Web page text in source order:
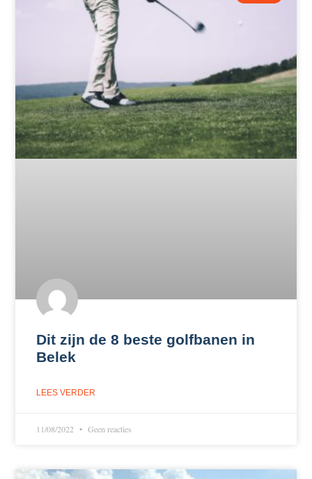
Dit zijn de 8 beste golfbanen in
Belek
LEES VERDER
11/08/2022 Geen reacties